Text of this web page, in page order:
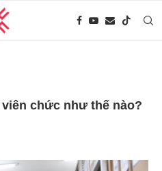
chức như thế nào?